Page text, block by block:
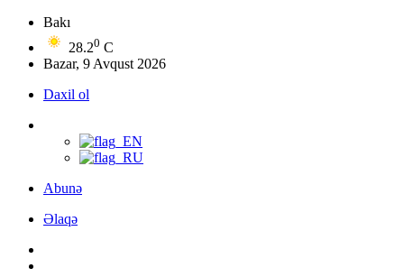
Bakı
28.20 C
Bazar, 9 Avqust 2026
Daxil ol
Abunə
Əlaqə